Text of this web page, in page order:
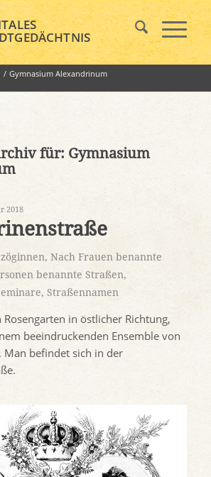
/ Gymnasium Alexandrinum
für: Gymnasium
2018
, Nach Frauen benannte
benannte Straßen,
, Straßennamen
in östlicher Richtung,
beeindruckenden Ensemble von
Man befindet sich in der